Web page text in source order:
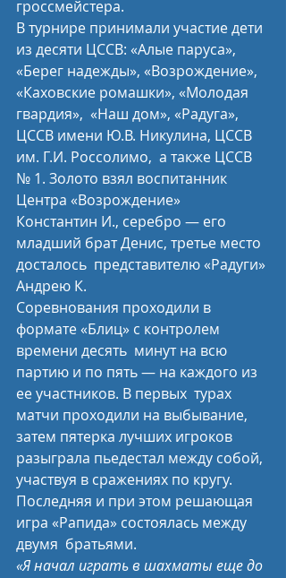
гроссмейстера.
В турнире принимали участие дети
из десяти ЦССВ: «Алые паруса»,
«Берег надежды», «Возрождение»,
«Каховские ромашки», «Молодая
гвардия»,  «Наш дом», «Радуга»,
ЦССВ имени Ю.В. Никулина, ЦССВ
им. Г.И. Россолимо,  а также ЦССВ
№ 1. Золото взял воспитанник
Центра «Возрождение»
Константин И., серебро — его
младший брат Денис, третье место
досталось  представителю «Радуги»
Андрею К.
Соревнования проходили в
формате «Блиц» с контролем
времени десять  минут на всю
партию и по пять — на каждого из
ее участников. В первых  турах
матчи проходили на выбывание,
затем пятерка лучших игроков
разыграла пьедестал между собой,
участвуя в сражениях по кругу.
Последняя и при этом решающая
игра «Рапида» состоялась между
двумя  братьями.
«Я начал играть в шахматы еще до